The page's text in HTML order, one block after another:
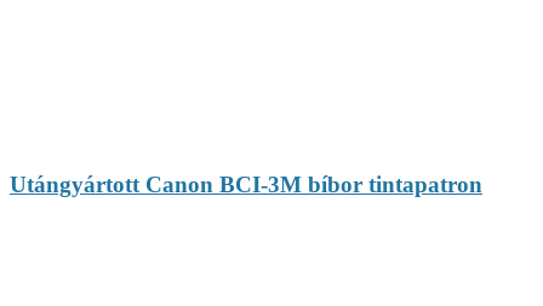
Utángyártott Canon BCI-3M bíbor tintapatron